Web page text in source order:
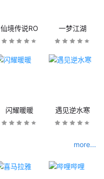
仙境传说RO 一梦江湖
闪耀暖暖 遇见逆水寒
more...